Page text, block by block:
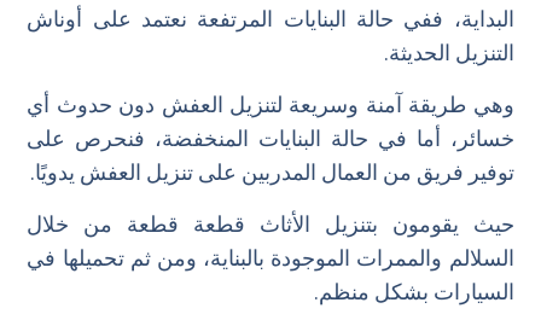
البداية، ففي حالة البنايات المرتفعة نعتمد على أوناش
التنزيل الحديثة.
وهي طريقة آمنة وسريعة لتنزيل العفش دون حدوث أي
خسائر، أما في حالة البنايات المنخفضة، فنحرص على
توفير فريق من العمال المدربين على تنزيل العفش يدويًا.
حيث يقومون بتنزيل الأثاث قطعة قطعة من خلال
السلالم والممرات الموجودة بالبناية، ومن ثم تحميلها في
السيارات بشكل منظم.